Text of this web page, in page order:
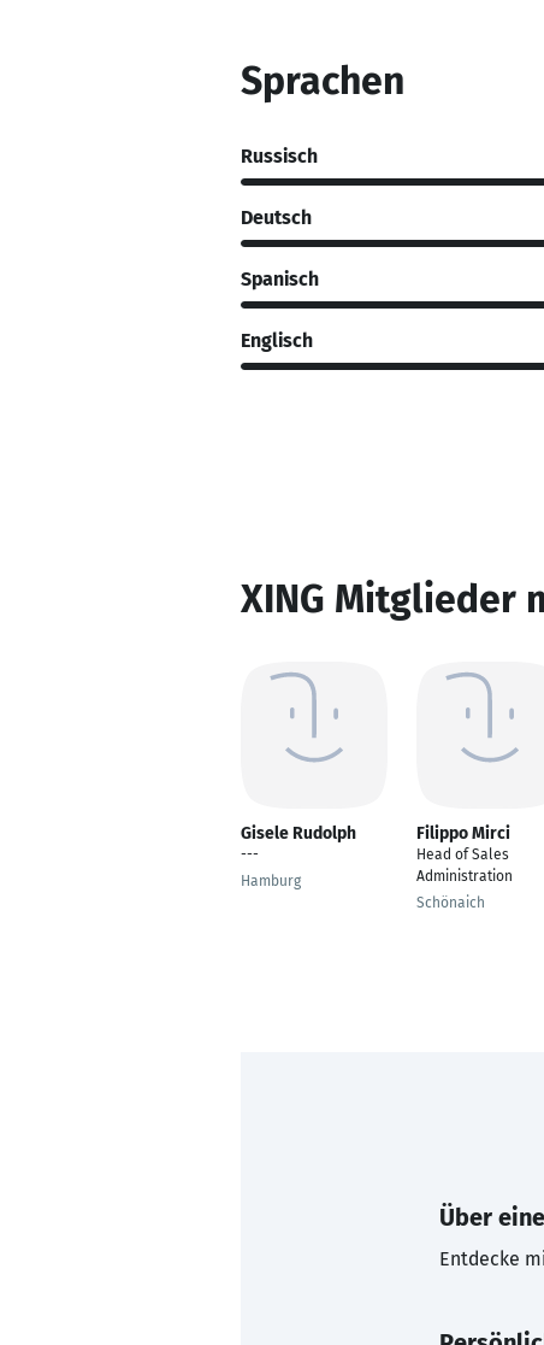
Sprachen
Russisch
Deutsch
Spanisch
Englisch
XING Mitglieder
Gisele Rudolph
---
Hamburg
Filippo Mirci
Head of Sales
Administration
Schönaich
Über
Entdecke